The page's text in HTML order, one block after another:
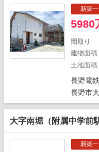
新築
5980
間取り
建物面積
土地面積
長野電
長野市
大字南堀（附属中学前
新築